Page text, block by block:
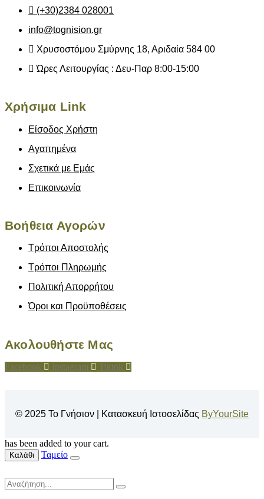
(+30)2384 028001
info@tognision.gr
Χρυσοστόμου Σμύρνης 18, Αριδαία 584 00
Ώρες Λειτουργίας : Δευ-Παρ 8:00-15:00
Χρήσιμα Link
Είσοδος Χρήστη
Αγαπημένα
Σχετικά με Εμάς
Επικοινωνία
Βοήθεια Αγορών
Τρόποι Αποστολής
Τρόποι Πληρωμής
Πολιτική Απορρήτου
Όροι και Προϋποθέσεις
Ακολουθήστε Μας
Facebook Instagram Tiktok
© 2025 Το Γνήσιον | Κατασκευή Ιστοσελίδας ByYourSite
has been added to your cart.
Καλάθι Ταμείο